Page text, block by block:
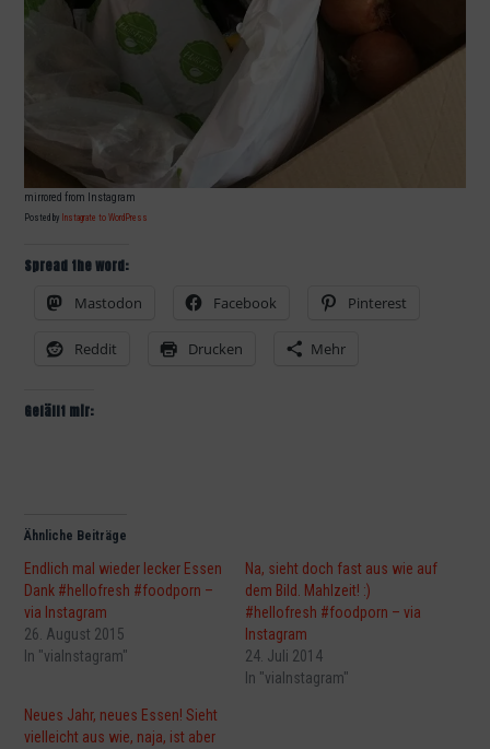
mirrored from Instagram
Posted by Instagrate to WordPress
Spread the word:
Mastodon
Facebook Pinterest
Reddit Drucken Mehr
Gefällt mir:
Ähnliche Beiträge
Endlich mal wieder lecker Essen
Dank #hellofresh #foodporn –
via Instagram
26. August 2015
In "viaInstagram"
Na, sieht doch fast aus wie auf
dem Bild. Mahlzeit! :)
#hellofresh #foodporn – via
Instagram
24. Juli 2014
In "viaInstagram"
Neues Jahr, neues Essen! Sieht
vielleicht aus wie, naja, ist aber